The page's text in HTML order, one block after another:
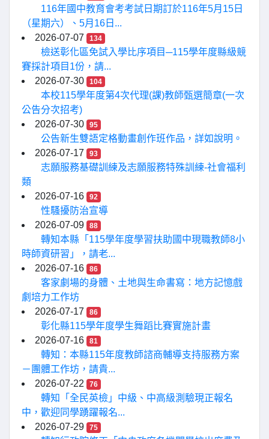
116年國中教育會考考試日期訂於116年5月15日
（星期六）、5月16日...
2026-07-07
134
檢送彰化區免試入學比序項目─115學年度縣級競
賽採計項目1份，請...
2026-07-30
104
本校115學年度第4次代理(課)教師甄選簡章(一次
公告分次招考)
2026-07-30
95
公告新生雙語定格動畫創作班作品，詳如說明。
2026-07-17
93
志願服務基礎訓練及志願服務特殊訓練-社會福利
類
2026-07-16
92
性騷擾防治宣導
2026-07-09
88
轉知本縣「115學年度學習扶助國中現職教師8小
時師資研習」，請老...
2026-07-16
86
客家劇場的身體、土地與生命書寫：地方記憶戲
劇培力工作坊
2026-07-17
86
彰化縣115學年度學生舞蹈比賽實施計畫
2026-07-16
81
轉知：本縣115年度教師諮商輔導支持服務方案
－團體工作坊，請貴...
2026-07-22
76
轉知「全民英檢」中級、中高級測驗現正報名
中，歡迎同學踴躍報名...
2026-07-29
75